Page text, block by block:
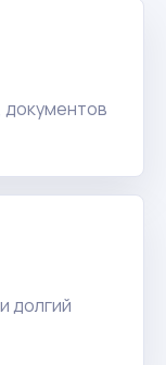
документов
долгий